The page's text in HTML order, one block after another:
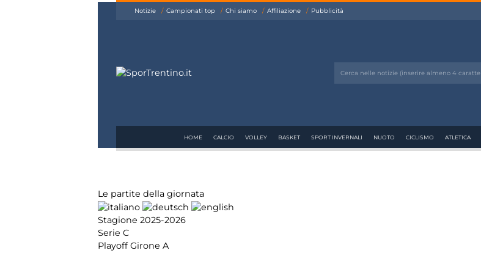
Notizie Campionati top Chi siamo Affiliazione Pubblicità
HOME CALCIO VOLLEY BASKET SPORT INVERNALI NUOTO CICLISMO ATLETICA
Le partite della giornata
Stagione 2025-2026
Serie C
Playoff Girone A